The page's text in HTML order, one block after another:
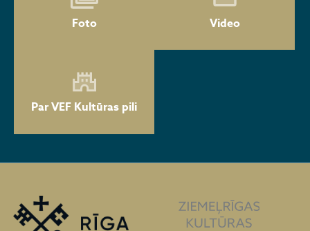
Foto Video
Par VEF Kultūras pili